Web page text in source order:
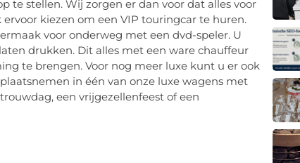
te stellen. Wij zorgen er dan voor dat alles voor
kiezen om een VIP touringcar te huren.
voor onderweg met een dvd-speler. U
drukken. Dit alles met een ware chauffeur
te brengen. Voor nog meer luxe kunt u er ook
in één van onze luxe wagens met
een vrijgezellenfeest of een